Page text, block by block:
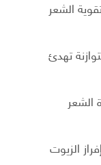
الشعر
تهدئ
الشعر
الزيوت